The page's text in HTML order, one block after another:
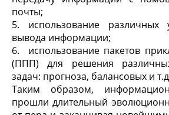
почты;
5. использование различных
вывода информации;
6. использование пакетов
(ППП) для решения
задач: прогноза, балансовых и
Таким образом,
прошли длительный